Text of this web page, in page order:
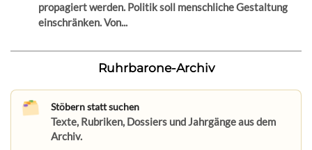
propagiert werden. Politik soll menschliche Gestaltung
einschränken. Von...
Ruhrbarone-Archiv
Stöbern statt suchen
Texte, Rubriken, Dossiers und Jahrgänge aus dem
Archiv.